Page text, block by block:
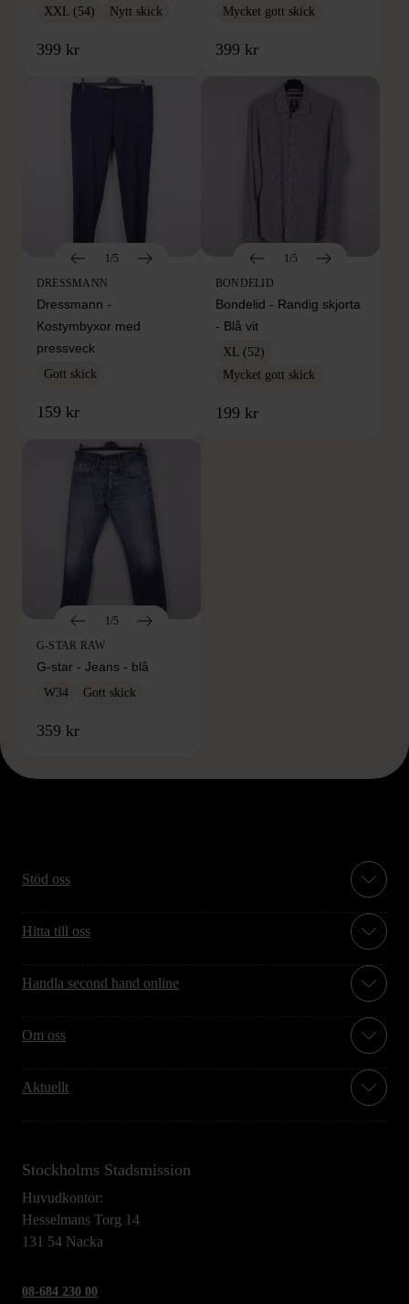
XXL (54) Nytt skick
399 kr
Mycket gott skick
399 kr
1/5
DRESSMANN
Dressmann -
Kostymbyxor med
pressveck
Gott skick
159 kr
1/5
BONDELID
Bondelid - Randig skjorta
- Blå vit
XL (52)
Mycket gott skick
199 kr
1/5
G-STAR RAW
G-star - Jeans - blå
W34 Gott skick
359 kr
Stöd oss
Hitta till oss
Handla second hand online
Om oss
Aktuellt
Stockholms Stadsmission
Huvudkontor:
Hesselmans Torg 14
131 54 Nacka
08-684 230 00